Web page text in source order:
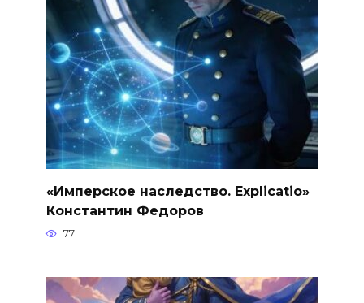
«Имперское наследство. Explicatio»
Константин Федоров
77